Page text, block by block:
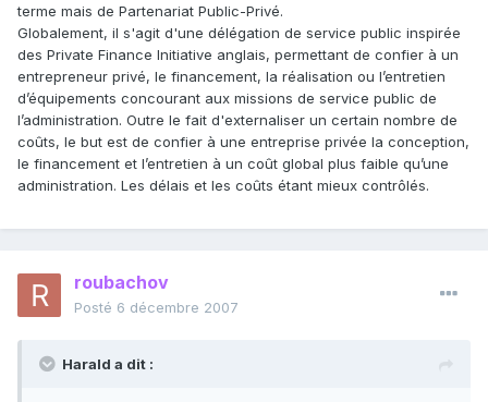
terme mais de Partenariat Public-Privé.
Globalement, il s'agit d'une délégation de service public inspirée
des Private Finance Initiative anglais, permettant de confier à un
entrepreneur privé, le financement, la réalisation ou l’entretien
d’équipements concourant aux missions de service public de
l’administration. Outre le fait d'externaliser un certain nombre de
coûts, le but est de confier à une entreprise privée la conception,
le financement et l’entretien à un coût global plus faible qu’une
administration. Les délais et les coûts étant mieux contrôlés.
roubachov
Posté 6 décembre 2007
Harald a dit :